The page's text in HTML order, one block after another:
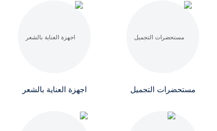
مستحضرات التجميل اجهزة العناية بالشعر